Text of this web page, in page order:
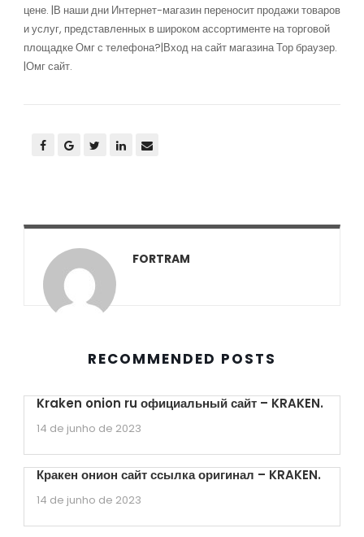
цене. |В наши дни Интернет-магазин переносит продажи товаров
и услуг, представленных в широком ассортименте на торговой
площадке Омг с телефона?|Вход на сайт магазина Тор браузер.
|Омг сайт.
FORTRAM
RECOMMENDED POSTS
Kraken onion ru официальный сайт – KRAKEN.
14 de junho de 2023
Кракен онион сайт ссылка оригинал – KRAKEN.
14 de junho de 2023